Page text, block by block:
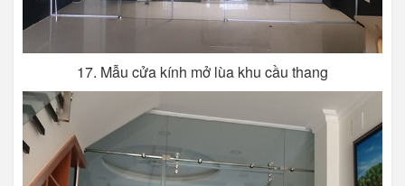
17. Mẫu cửa kính mở lùa khu cầu thang